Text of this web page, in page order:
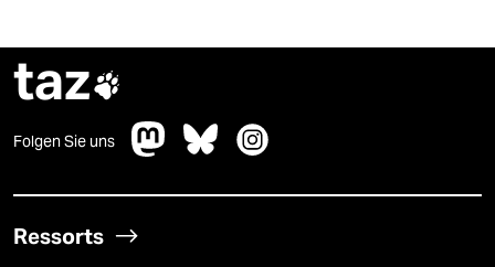
taz
Folgen Sie uns
Ressorts